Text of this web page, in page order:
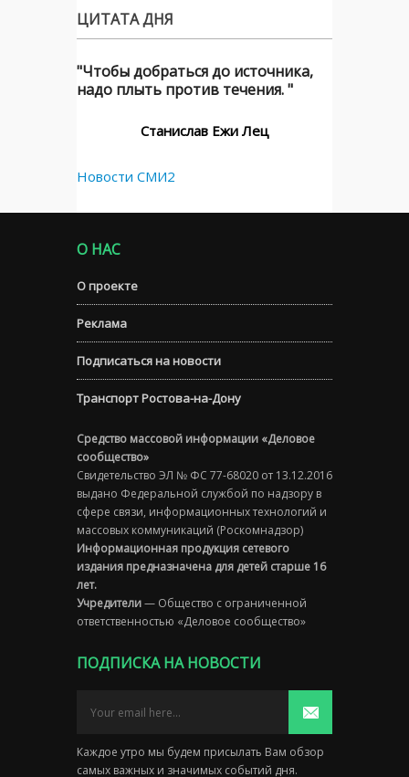
ЦИТАТА ДНЯ
"Чтобы добраться до источника,
надо плыть против течения. "
Станислав Ежи Лец
Новости СМИ2
О НАС
О проекте
Реклама
Подписаться на новости
Транспорт Ростова-на-Дону
Средство массовой информации «Деловое
сообщество»
Свидетельство ЭЛ № ФС 77-68020 от 13.12.2016
выдано Федеральной службой по надзору в
сфере связи, информационных технологий и
массовых коммуникаций (Роскомнадзор)
Информационная продукция сетевого
издания предназначена для детей старше 16
лет.
Учредители— Общество с ограниченной
ответственностью «Деловое сообщество»
ПОДПИСКА НА НОВОСТИ
Каждое утро мы будем присылать Вам обзор
самых важных и значимых событий дня.